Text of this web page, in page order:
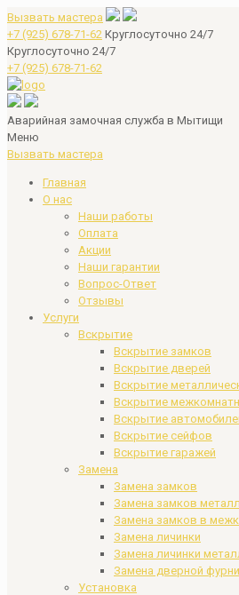
Вызвать мастера
+7 (925) 678-71-62 Круглосуточно 24/7
Круглосуточно 24/7
+7 (925) 678-71-62
Аварийная замочная служба в Мытищи
Меню
Вызвать мастера
Главная
О нас
Наши работы
Оплата
Акции
Наши гарантии
Вопрос-Ответ
Отзывы
Услуги
Вскрытие
Вскрытие замков
Вскрытие дверей
Вскрытие
Вскрытие
Вскрытие
Вскрытие сейфов
Вскрытие гаражей
Замена
Замена замков
Замена замков
Замена замков в
Замена личинки
Замена личинки
Замена дверной
Установка